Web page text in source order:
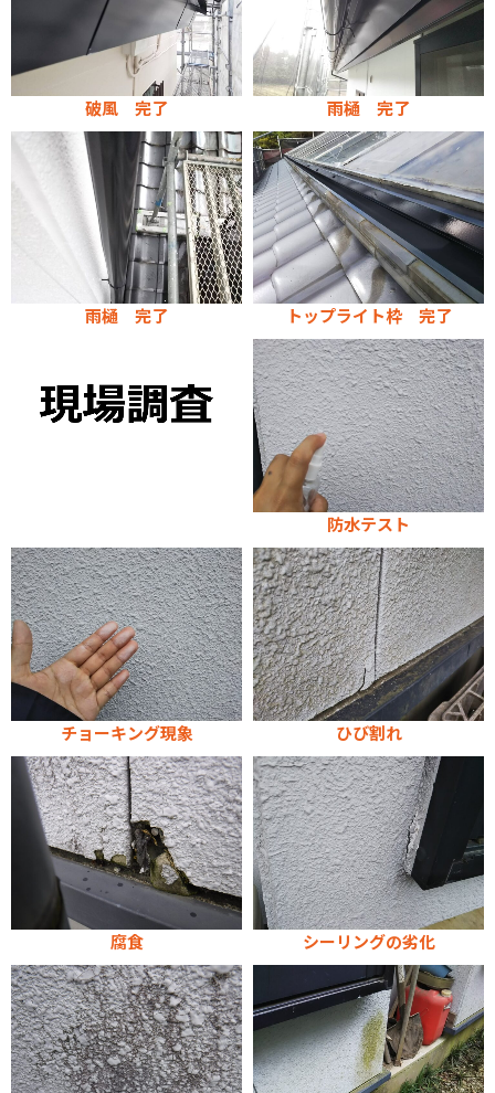
破風 完了 雨樋 完了
雨樋 完了 トップライト枠 完了
防水テスト
チョーキング現象 ひび割れ
腐食 シーリングの劣化